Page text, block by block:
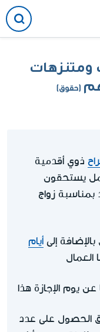
ومتنزهات
(حقوق)
ذوي أقدمية
يستحقون
بمناسبة زواج
إلىأيام
العمال
يوم الإجازة هذا
الحصول على عدد